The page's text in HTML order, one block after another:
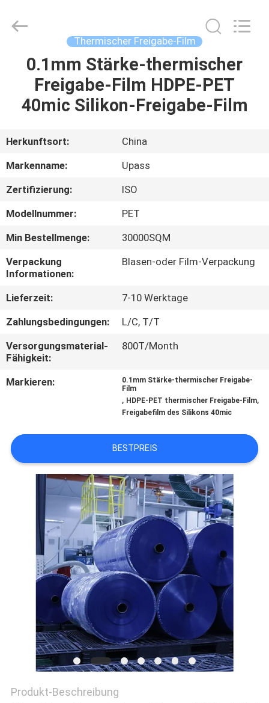
HAUSE
VIDEOS
VR-
SHOW
ÜBER
UNS
WERKSBESICHTIGUNG
QUALITÄTSKONTROLLE
UNS
NEUIGKEITEN
RECHTSSACHEN
BLOG
SITEMAP
DATENSCHUTZ-
BESTIMMUNGEN
Co.,Ltd..
Thermischer Freigabe-Film
0.1mm Stärke-thermischer
Freigabe-Film HDPE-PET
40mic Silikon-Freigabe-Film
Herkunftsort:
China
Markenname:
Upass
Zertifizierung:
ISO
Modellnummer:
PET
Min Bestellmenge:
30000SQM
Verpackung
Informationen:
Blasen-oder Film-Verpackung
Lieferzeit:
7-10 Werktage
Zahlungsbedingungen:
L/C, T/T
Versorgungsmaterial-
Fähigkeit:
800T/Month
Markieren:
0.1mm Stärke-thermischer Freigabe-
Film
, HDPE-PET thermischer Freigabe-Film,
Freigabefilm des Silikons 40mic
BESTPREIS
Produkt-Beschreibung